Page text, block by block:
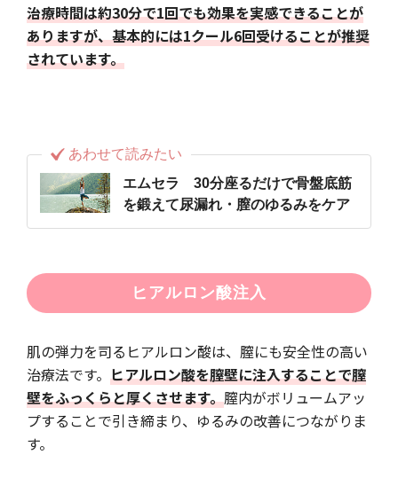
治療時間は約30分で1回でも効果を実感できることが
ありますが、基本的には1クール6回受けることが推奨
されています。
あわせて読みたい
エムセラ 30分座るだけで骨盤底筋
を鍛えて尿漏れ・膣のゆるみをケア
ヒアルロン酸注入
肌の弾力を司るヒアルロン酸は、膣にも安全性の高い
治療法です。 ヒアルロン酸を膣壁に注入することで膣
壁をふっくらと厚くさせます。膣内がボリュームアッ
プすることで引き締まり、ゆるみの改善につながりま
す。